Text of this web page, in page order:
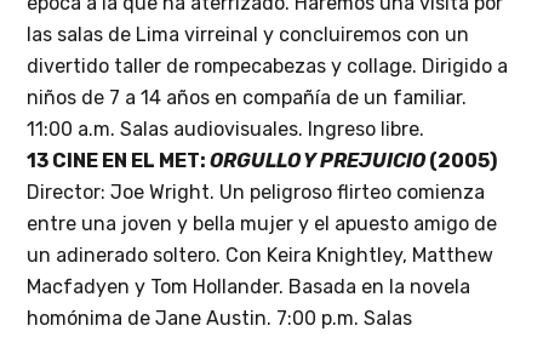
las salas de Lima virreinal y concluiremos con un
divertido taller de rompecabezas y collage. Dirigido a
niños de 7 a 14 años en compañía de un familiar.
11:00 a.m. Salas audiovisuales. Ingreso libre.
13 CINE EN EL MET:ORGULLO Y PREJUICIO(2005)
Director: Joe Wright. Un peligroso flirteo comienza
entre una joven y bella mujer y el apuesto amigo de
un adinerado soltero. Con Keira Knightley, Matthew
Macfadyen y Tom Hollander. Basada en la novela
homónima de Jane Austin. 7:00 p.m.Salas